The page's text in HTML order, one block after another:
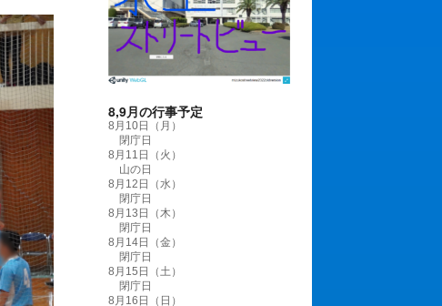
8,9月の行事予定
8月10日（月）
閉庁日
8月11日（火）
山の日
8月12日（水）
閉庁日
8月13日（木）
閉庁日
8月14日（金）
閉庁日
8月15日（土）
閉庁日
8月16日（日）